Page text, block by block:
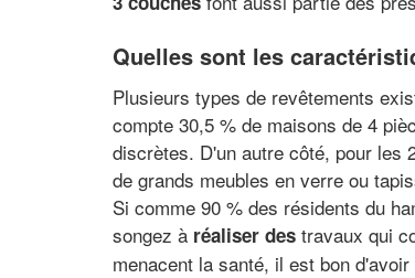
Quelles sont les
Plusieurs types de revêtements
compte 30,5 % de maisons de 4
discrètes. D'un autre côté, pour les
de grands meubles en verre ou
Si comme 90 % des résidents du
songez à réaliser des travaux qui
menacent la santé, il est bon